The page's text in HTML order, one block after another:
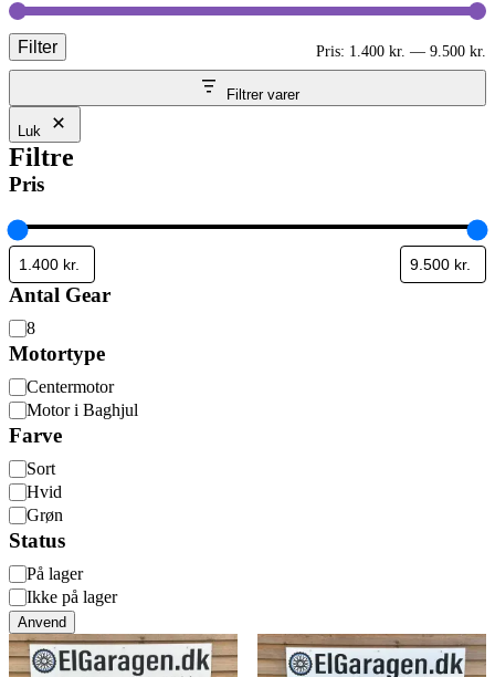
Filter Pris: 1.400 kr. — 9.500 kr.
Filtrer varer
Luk
Filtre
Pris
Antal Gear
Antal
Gear
8
Motortype
Motortype
Centermotor
Motor i Baghjul
Farve
Farve
Sort
Hvid
Grøn
Status
Status
På lager
Ikke på lager
Anvend